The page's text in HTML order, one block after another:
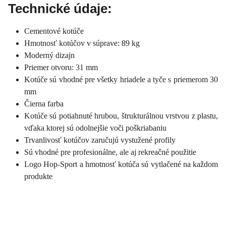
Technické údaje:
Cementové kotúče
Hmotnosť kotúčov v súprave: 89 kg
Moderný dizajn
Priemer otvoru: 31 mm
Kotúče sú vhodné pre všetky hriadele a tyče s priemerom 30
mm
Čierna farba
Kotúče sú potiahnuté hrubou, štrukturálnou vrstvou z plastu,
vďaka ktorej sú odolnejšie voči poškriabaniu
Trvanlivosť kotúčov zaručujú vystužené profily
Sú vhodné pre profesionálne, ale aj rekreačné použitie
Logo Hop-Sport a hmotnosť kotúča sú vytlačené na každom
produkte